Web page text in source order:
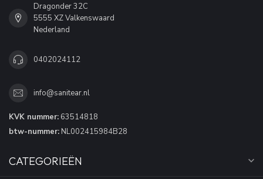
Dragonder 32C
5555 XZ Valkenswaard
Nederland
0402024112
info@sanitear.nl
KVK nummer: 63514818
btw-nummer: NL002415984B28
CATEGORIEËN